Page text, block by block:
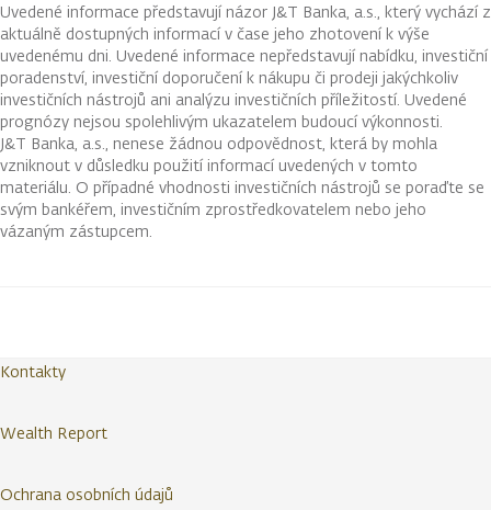
Uvedené informace představují názor J&T Banka, a.s., který vychází z
aktuálně dostupných informací v čase jeho zhotovení k výše
uvedenému dni. Uvedené informace nepředstavují nabídku, investiční
poradenství, investiční doporučení k nákupu či prodeji jakýchkoliv
investičních nástrojů ani analýzu investičních příležitostí. Uvedené
prognózy nejsou spolehlivým ukazatelem budoucí výkonnosti.
J&T Banka, a.s., nenese žádnou odpovědnost, která by mohla
vzniknout v důsledku použití informací uvedených v tomto
materiálu. O případné vhodnosti investičních nástrojů se poraďte se
svým bankéřem, investičním zprostředkovatelem nebo jeho
vázaným zástupcem.
Kontakty
Wealth Report
Ochrana osobních údajů